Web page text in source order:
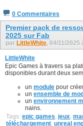
0 Commentaires
Premier pack de
2025 sur Fab
par LittleWhite, 04/11/2025
LittleWhite
Epic Games à travers sa
disponibles durant deux
un module pour
un ensemble de
un environnement
nains.
Tags: epic games jeux
téléchargement unreal